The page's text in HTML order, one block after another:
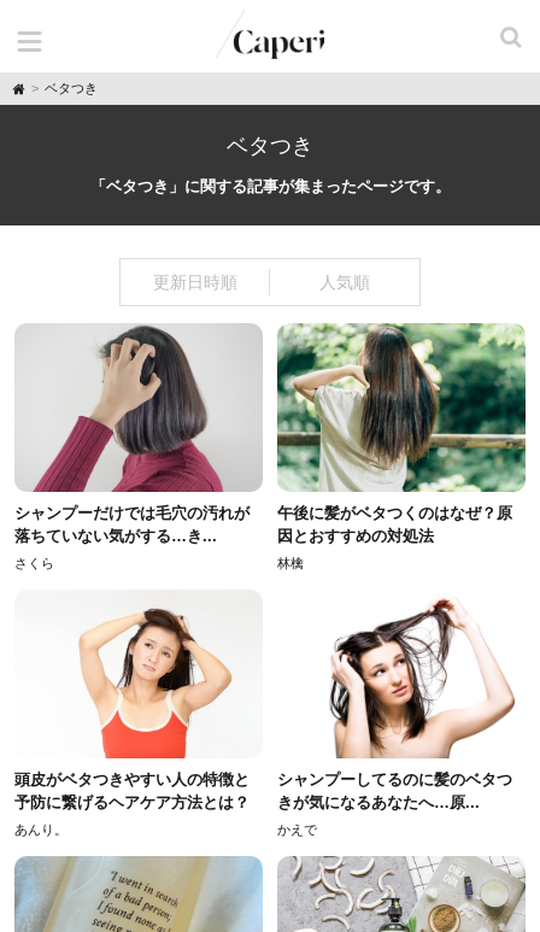
H
o
ベタつき
ベタつき
「ベタつき」に関する記事が集まったページです。
更新日時順 人気順
シャンプーだけでは毛穴の汚れが
落ちていない気がする…き...
さくら
午後に髪がベタつくのはなぜ？原
因とおすすめの対処法
林檎
頭皮がベタつきやすい人の特徴と
予防に繋げるヘアケア方法とは？
あんり。
シャンプーしてるのに髪のベタつ
きが気になるあなたへ…原...
かえで